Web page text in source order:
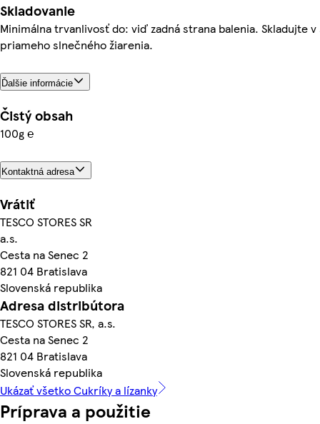
Skladovanie
Minimálna trvanlivosť do: viď zadná strana balenia. Skladujte
priameho slnečného žiarenia.
Ďalšie informácie
Čistý obsah
100g ℮
Kontaktná adresa
Vrátiť
TESCO STORES SR
a.s.
Cesta na Senec 2
821 04 Bratislava
Slovenská republika
Adresa distribútora
TESCO STORES SR, a.s.
Cesta na Senec 2
821 04 Bratislava
Slovenská republika
Ukázať všetko Cukríky a lízanky
Príprava a použitie